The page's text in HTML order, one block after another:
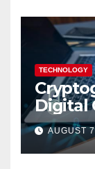
TECHNOLOGY
Digital
AUGUST